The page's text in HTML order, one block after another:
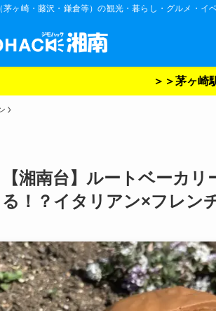
茅ヶ崎・藤沢・鎌倉等）の観光・暮らし・グルメ・イ
＞＞茅ヶ崎
【湘南台】ルートベーカ
る！？イタリアン×フレン